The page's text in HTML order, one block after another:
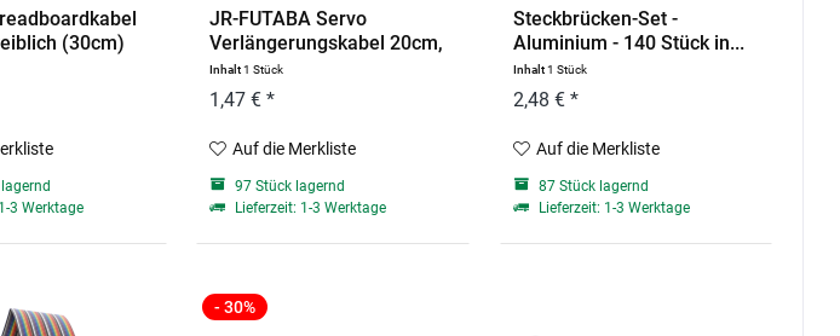
(30cm)
3 Werktage
JR-FUTABA Servo
Verlängerungskabel 20cm,
female...
Inhalt1 Stück
1,47 € *
Auf die Merkliste
97 Stück lagernd
Lieferzeit: 1-3 Werktage
Steckbrücken-Set -
Aluminium - 140 Stück in...
Inhalt1 Stück
2,48 € *
Auf die Merkliste
87 Stück lagernd
Lieferzeit: 1-3 Werktage
- 30%